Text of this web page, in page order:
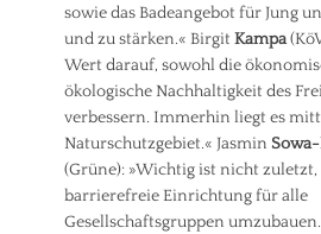
t
a
d
l
a
n
u
n
sowie das Badeangebot für Jung
und zu stärken.« Birgit Kampa
Wert darauf, sowohl die
ökologische Nachhaltigkeit des
verbessern. Immerhin liegt es
Naturschutzgebiet.« Jasmin
(Grüne): »Wichtig ist nicht zuletzt,
barrierefreie Einrichtung für alle
Gesellschaftsgruppen